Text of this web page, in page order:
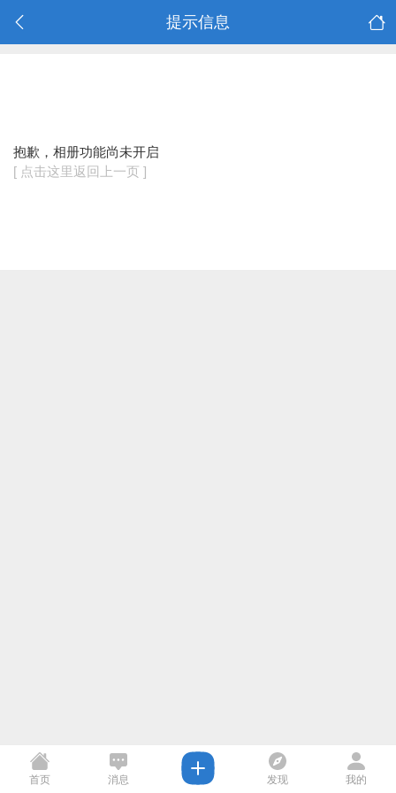
提示信息
抱歉，相册功能尚未开启
[ 点击这里返回上一页 ]
首页 消息 发现 我的